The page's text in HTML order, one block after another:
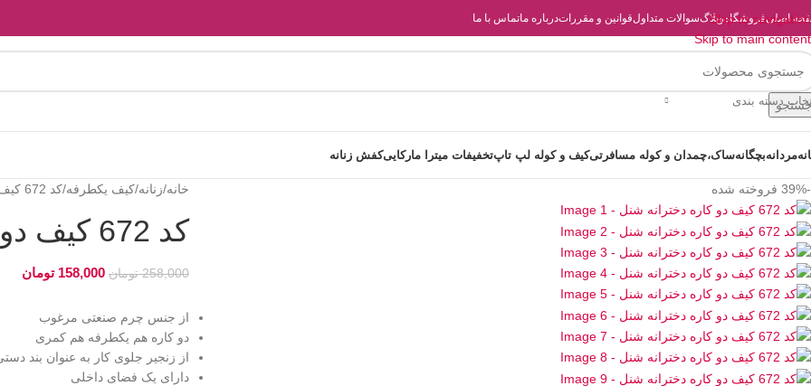
Skip to navigation
Skip to main content
اصلیفروشگاهوبلاگسوالات متداولقوانین و مقرراتدرباره ماتماس با ما
دسته بندی
مردانهبچگانهساک،چمدان و کوله مسافرتیکیف و کوله لپ تاپتخفیفات میترا مارکاییکفش زنانه
-39% فروخته شده خانه زنانه کیف یکطرفه کد 672 کیف دو کاره دخترانه شنل
کد 672 کیف دو کاره دخترانه شنل
258,000 تومان 158,000 تومان
از جنس چرم صنعتی مرغوب
دو کاره هم یکطرفه هم کمری
از زنجیر جلوی کار به عنوان بند
دارای یک فضای داخلی